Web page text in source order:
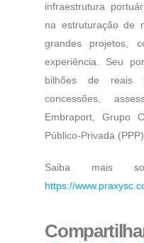
infraestrutura
na estruturação de
grandes projetos,
experiência. Seu
bilhões de reais
concessões,
Embraport, Grupo
Público-Privada
Saiba mais
https://